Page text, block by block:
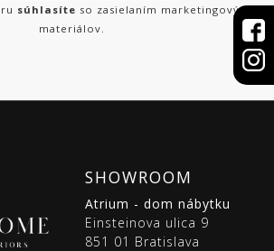
súhlasíte so zasielaním marketingových
materiálov.
SHOWROOM
Atrium - dom nábytku
Einsteinova ulica 9
851 01 Bratislava